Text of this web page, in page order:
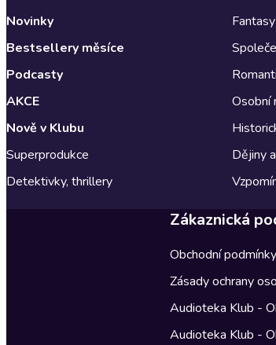
Novinky
Bestsellery měsíce
Podcasty
AKCE
Nově v Klubu
Superprodukce
Detektivky, thrillery
Osobní
Dějiny
Zákaznická
Obchodní podmínky
Zásady ochrany
Audioteka Klub -
Audioteka Klub -